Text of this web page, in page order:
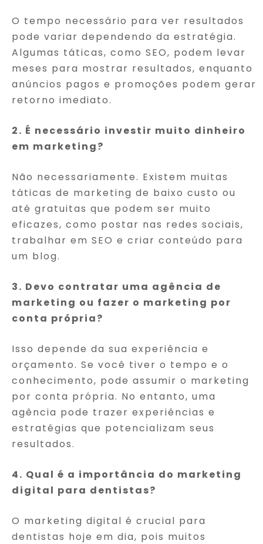
O tempo necessário para ver resultados
pode variar dependendo da estratégia.
Algumas táticas, como SEO, podem levar
meses para mostrar resultados, enquanto
anúncios pagos e promoções podem gerar
retorno imediato.
2. É necessário investir muito dinheiro
em marketing?
Não necessariamente. Existem muitas
táticas de marketing de baixo custo ou
até gratuitas que podem ser muito
eficazes, como postar nas redes sociais,
trabalhar em SEO e criar conteúdo para
um blog.
3. Devo contratar uma agência de
marketing ou fazer o marketing por
conta própria?
Isso depende da sua experiência e
orçamento. Se você tiver o tempo e o
conhecimento, pode assumir o marketing
por conta própria. No entanto, uma
agência pode trazer experiências e
estratégias que potencializam seus
resultados.
4. Qual é a importância do marketing
digital para dentistas?
O marketing digital é crucial para
dentistas hoje em dia, pois muitos